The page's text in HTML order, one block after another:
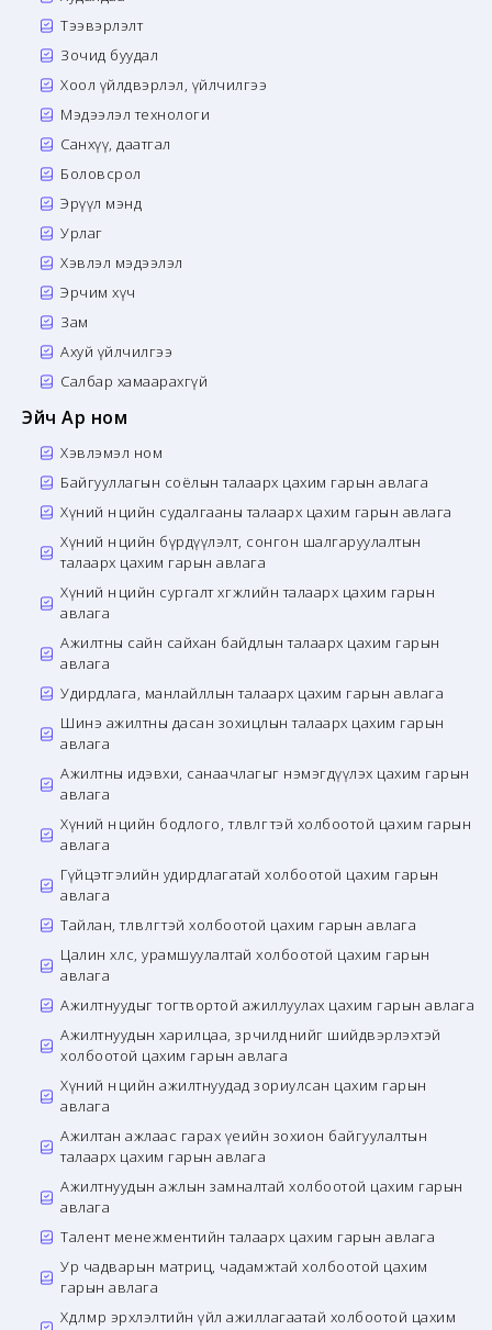
Тээвэрлэлт
Зочид буудал
Хоол үйлдвэрлэл, үйлчилгээ
Мэдээлэл технологи
Санхүү, даатгал
Боловсрол
Эрүүл мэнд
Урлаг
Хэвлэл мэдээлэл
Эрчим хүч
Зам
Ахуй үйлчилгээ
Салбар хамаарахгүй
Эйч Ар ном
Хэвлэмэл ном
Байгууллагын соёлын талаарх цахим гарын авлага
Хүний нөөцийн судалгааны талаарх цахим гарын авлага
Хүний нөөцийн бүрдүүлэлт, сонгон шалгаруулалтын
талаарх цахим гарын авлага
Хүний нөөцийн сургалт хөгжлийн талаарх цахим гарын
авлага
Ажилтны сайн сайхан байдлын талаарх цахим гарын
авлага
Удирдлага, манлайллын талаарх цахим гарын авлага
Шинэ ажилтны дасан зохицлын талаарх цахим гарын
авлага
Ажилтны идэвхи, санаачлагыг нэмэгдүүлэх цахим гарын
авлага
Хүний нөөцийн бодлого, төлөвлөгөөтэй холбоотой цахим гарын
авлага
Гүйцэтгэлийн удирдлагатай холбоотой цахим гарын
авлага
Тайлан, төлөвлөгөөтэй холбоотой цахим гарын авлага
Цалин хөлс, урамшуулалтай холбоотой цахим гарын
авлага
Ажилтнуудыг тогтвортой ажиллуулах цахим гарын авлага
Ажилтнуудын харилцаа, зөрчилдөөнийг шийдвэрлэхтэй
холбоотой цахим гарын авлага
Хүний нөөцийн ажилтнуудад зориулсан цахим гарын
авлага
Ажилтан ажлаас гарах үеийн зохион байгуулалтын
талаарх цахим гарын авлага
Ажилтнуудын ажлын замналтай холбоотой цахим гарын
авлага
Талент менежментийн талаарх цахим гарын авлага
Ур чадварын матриц, чадамжтай холбоотой цахим
гарын авлага
Хөдөлмөр эрхлэлтийн үйл ажиллагаатай холбоотой цахим